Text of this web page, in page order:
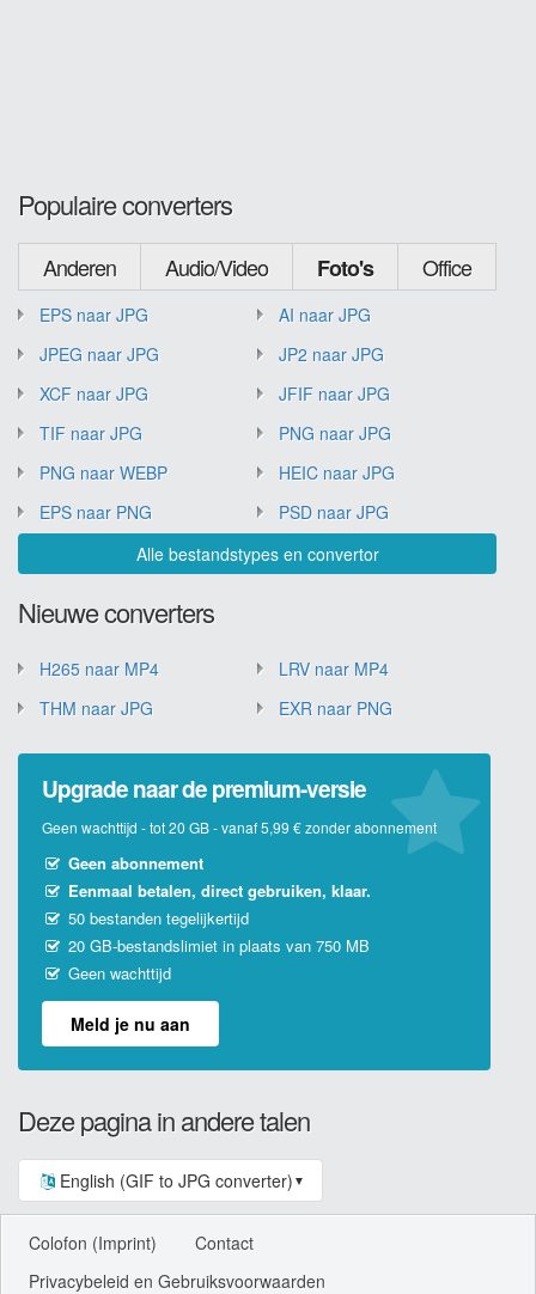
Populaire converters
Anderen Audio/Video Foto's Office
EPS naar JPG
AI naar JPG
JPEG naar JPG
JP2 naar JPG
XCF naar JPG
JFIF naar JPG
TIF naar JPG
PNG naar JPG
PNG naar WEBP
HEIC naar JPG
EPS naar PNG
PSD naar JPG
Alle bestandstypes en convertor
Nieuwe converters
H265 naar MP4
LRV naar MP4
THM naar JPG
EXR naar PNG
Upgrade naar de premium-versie
Geen wachttijd - tot 20 GB - vanaf 5,99 € zonder abonnement
Geen abonnement
Eenmaal betalen, direct gebruiken, klaar.
50 bestanden tegelijkertijd
20 GB-bestandslimiet in plaats van 750 MB
Geen wachttijd
Meld je nu aan
Deze pagina in andere talen
English (GIF to JPG converter) ▼
Colofon (Imprint)
Contact
Privacybeleid en Gebruiksvoorwaarden